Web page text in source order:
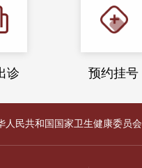
诊 预约挂号
人民共和国国家卫生健康委员会